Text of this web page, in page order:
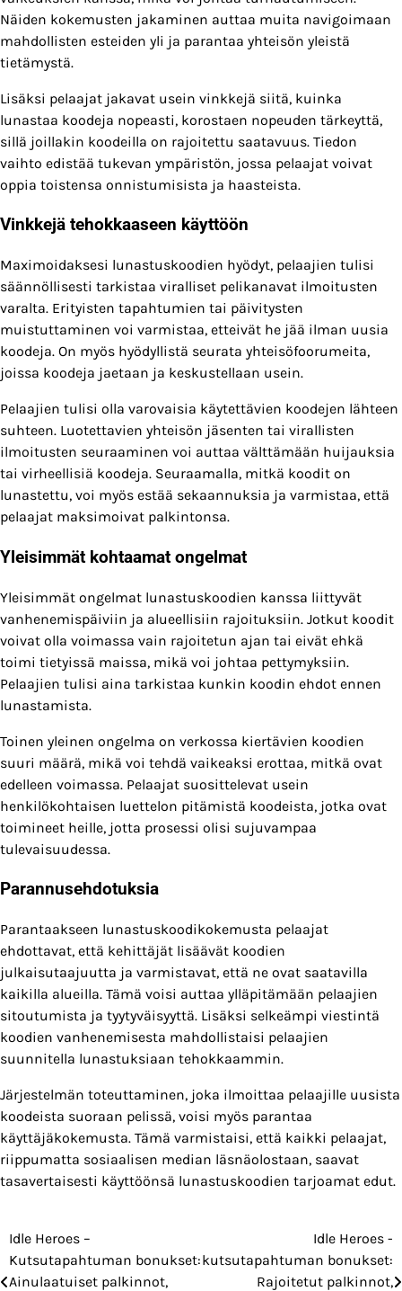
Näiden kokemusten jakaminen auttaa muita navigoimaan
mahdollisten esteiden yli ja parantaa yhteisön yleistä
tietämystä.
Lisäksi pelaajat jakavat usein vinkkejä siitä, kuinka
lunastaa koodeja nopeasti, korostaen nopeuden tärkeyttä,
sillä joillakin koodeilla on rajoitettu saatavuus. Tiedon
vaihto edistää tukevan ympäristön, jossa pelaajat voivat
oppia toistensa onnistumisista ja haasteista.
Vinkkejä tehokkaaseen käyttöön
Maximoidaksesi lunastuskoodien hyödyt, pelaajien tulisi
säännöllisesti tarkistaa viralliset pelikanavat ilmoitusten
varalta. Erityisten tapahtumien tai päivitysten
muistuttaminen voi varmistaa, etteivät he jää ilman uusia
koodeja. On myös hyödyllistä seurata yhteisöfoorumeita,
joissa koodeja jaetaan ja keskustellaan usein.
Pelaajien tulisi olla varovaisia käytettävien koodejen lähteen
suhteen. Luotettavien yhteisön jäsenten tai virallisten
ilmoitusten seuraaminen voi auttaa välttämään huijauksia
tai virheellisiä koodeja. Seuraamalla, mitkä koodit on
lunastettu, voi myös estää sekaannuksia ja varmistaa, että
pelaajat maksimoivat palkintonsa.
Yleisimmät kohtaamat ongelmat
Yleisimmät ongelmat lunastuskoodien kanssa liittyvät
vanhenemispäiviin ja alueellisiin rajoituksiin. Jotkut koodit
voivat olla voimassa vain rajoitetun ajan tai eivät ehkä
toimi tietyissä maissa, mikä voi johtaa pettymyksiin.
Pelaajien tulisi aina tarkistaa kunkin koodin ehdot ennen
lunastamista.
Toinen yleinen ongelma on verkossa kiertävien koodien
suuri määrä, mikä voi tehdä vaikeaksi erottaa, mitkä ovat
edelleen voimassa. Pelaajat suosittelevat usein
henkilökohtaisen luettelon pitämistä koodeista, jotka ovat
toimineet heille, jotta prosessi olisi sujuvampaa
tulevaisuudessa.
Parannusehdotuksia
Parantaakseen lunastuskoodikokemusta pelaajat
ehdottavat, että kehittäjät lisäävät koodien
julkaisutaajuutta ja varmistavat, että ne ovat saatavilla
kaikilla alueilla. Tämä voisi auttaa ylläpitämään pelaajien
sitoutumista ja tyytyväisyyttä. Lisäksi selkeämpi viestintä
koodien vanhenemisesta mahdollistaisi pelaajien
suunnitella lunastuksiaan tehokkaammin.
Järjestelmän toteuttaminen, joka ilmoittaa pelaajille uusista
koodeista suoraan pelissä, voisi myös parantaa
käyttäjäkokemusta. Tämä varmistaisi, että kaikki pelaajat,
riippumatta sosiaalisen median läsnäolostaan, saavat
tasavertaisesti käyttöönsä lunastuskoodien tarjoamat edut.
Post
navigation
Idle Heroes –
Kutsutapahtuman bonukset:
Ainulaatuiset palkinnot,
Idle Heroes -
kutsutapahtuman bonukset:
Rajoitetut palkinnot,